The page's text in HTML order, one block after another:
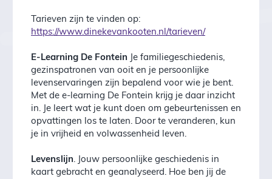
Tarieven zijn te vinden op:
https://www.dinekevankooten.nl/tarieven/
E-Learning De Fontein Je familiegeschiedenis,
gezinspatronen van ooit en je persoonlijke
levenservaringen zijn bepalend voor wie je bent.
Met de e-learning De Fontein krijg je daar inzicht
in. Je leert wat je kunt doen om gebeurtenissen en
opvattingen los te laten. Door te veranderen, kun
je in vrijheid en volwassenheid leven.
Levenslijn. Jouw persoonlijke geschiedenis in
kaart gebracht en geanalyseerd. Hoe ben jij de